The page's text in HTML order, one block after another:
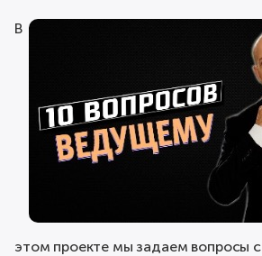
В
этом проекте мы задаем вопросы